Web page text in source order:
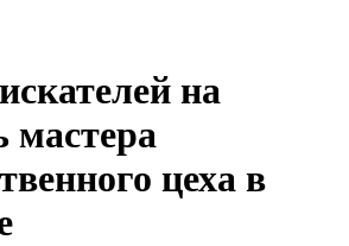
на
мастера
цеха в